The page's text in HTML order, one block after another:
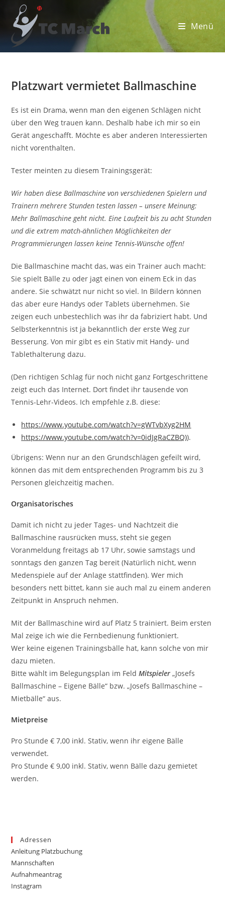
Inhalt
springen
Menü
Platzwart vermietet Ballmaschine
Es ist ein Drama, wenn man den eigenen Schlägen nicht
über den Weg trauen kann. Deshalb habe ich mir so ein
Gerät angeschafft. Möchte es aber anderen Interessierten
nicht vorenthalten.
Tester meinten zu diesem Trainingsgerät:
Wir haben diese Ballmaschine von verschiedenen Spielern und
Trainern mehrere Stunden testen lassen – unsere Meinung:
Mehr Ballmaschine geht nicht. Eine Laufzeit bis zu acht Stunden
und die extrem match-ähnlichen Möglichkeiten der
Programmierungen lassen keine Tennis-Wünsche offen!
Die Ballmaschine macht das, was ein Trainer auch macht:
Sie spielt Bälle zu oder jagt einen von einem Eck in das
andere. Sie schwätzt nur nicht so viel. In Bildern können
das aber eure Handys oder Tablets übernehmen. Sie
zeigen euch unbestechlich was ihr da fabriziert habt. Und
Selbsterkenntnis ist ja bekanntlich der erste Weg zur
Besserung. Von mir gibt es ein Stativ mit Handy- und
Tablethalterung dazu.
(Den richtigen Schlag für noch nicht ganz Fortgeschrittene
zeigt euch das Internet. Dort findet ihr tausende von
Tennis-Lehr-Videos. Ich empfehle z.B. diese:
https://www.youtube.com/watch?v=gWTvbXyg2HM
https://www.youtube.com/watch?v=0idJgRaCZBQ)).
Übrigens: Wenn nur an den Grundschlägen gefeilt wird,
können das mit dem entsprechenden Programm bis zu 3
Personen gleichzeitig machen.
Organisatorisches
Damit ich nicht zu jeder Tages- und Nachtzeit die
Ballmaschine rausrücken muss, steht sie gegen
Voranmeldung freitags ab 17 Uhr, sowie samstags und
sonntags den ganzen Tag bereit (Natürlich nicht, wenn
Medenspiele auf der Anlage stattfinden). Wer mich
besonders nett bittet, kann sie auch mal zu einem anderen
Zeitpunkt in Anspruch nehmen.
Mit der Ballmaschine wird auf Platz 5 trainiert. Beim ersten
Mal zeige ich wie die Fernbedienung funktioniert.
Wer keine eigenen Trainingsbälle hat, kann solche von mir
dazu mieten.
Bitte wählt im Belegungsplan im FeldMitspieler „Josefs
Ballmaschine – Eigene Bälle“ bzw. „Josefs Ballmaschine –
Mietbälle“ aus.
Mietpreise
Pro Stunde € 7,00 inkl. Stativ, wenn ihr eigene Bälle
verwendet.
Pro Stunde € 9,00 inkl. Stativ, wenn Bälle dazu gemietet
werden.
Adressen
Anleitung Platzbuchung
Mannschaften
Aufnahmeantrag
Instagram